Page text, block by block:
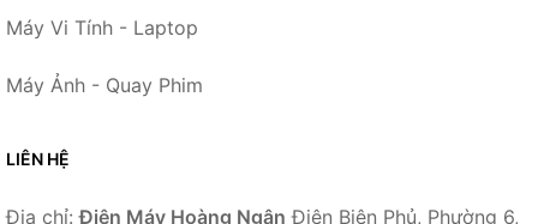
Máy Vi Tính - Laptop
Máy Ảnh - Quay Phim
LIÊN HỆ
Địa chỉ:Điện Máy Hoàng Ngân Điện Biên Phủ, Phường 6,